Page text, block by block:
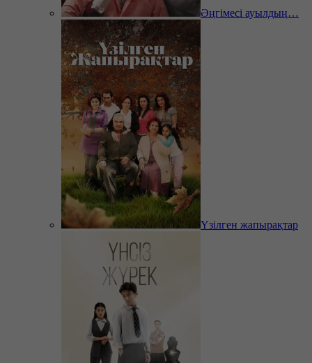
Әңгімесі ауылдың…
Үзілген жапырақтар